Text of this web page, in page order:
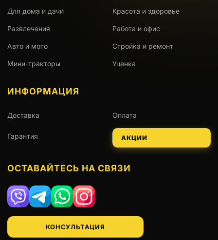
Для дома и дачи Красота и здоровье
Развлечения Работа и офис
Авто и мото Стройка и ремонт
Мини-тракторы Уценка
ИНФОРМАЦИЯ
Доставка Оплата
Гарантия АКЦИИ
ОСТАВАЙТЕСЬ НА СВЯЗИ
Viber TelegramWhatsAppInstagram
КОНСУЛЬТАЦИЯ